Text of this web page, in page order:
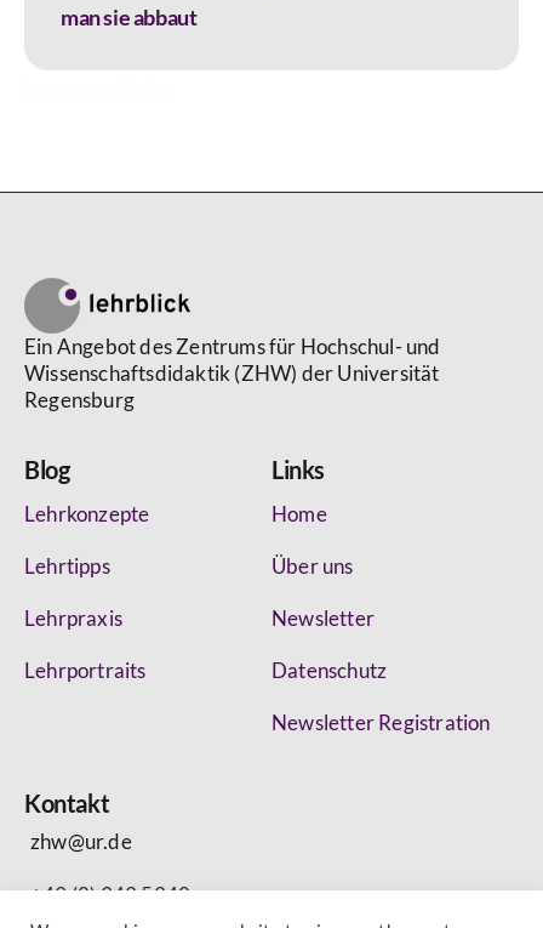
man sie abbaut
Ein Angebot des Zentrums für Hochschul- und
Wissenschaftsdidaktik (ZHW) der Universität
Regensburg
Blog
Lehrkonzepte
Lehrtipps
Lehrpraxis
Lehrportraits
Links
Home
Über uns
Newsletter
Datenschutz
Newsletter Registration
Kontakt
zhw@ur.de
+49 (0) 943 5340